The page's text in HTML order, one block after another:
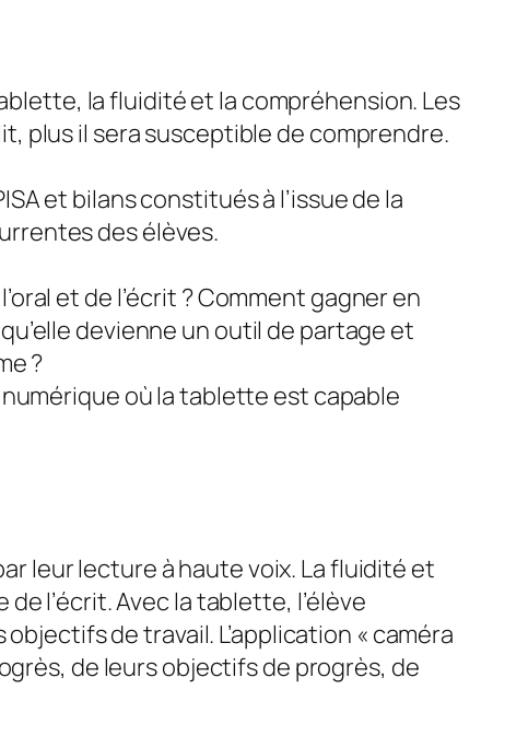
la fluidité et la compréhension. Les
plus il sera susceptible de comprendre.
et bilans constitués à l’issue de la
des élèves.
et de l’écrit ? Comment gagner en
devienne un outil de partage et
?
où la tablette est capable
leur lecture à haute voix. La fluidité et
l’écrit. Avec la tablette, l’élève
de travail. L’application « caméra
de leurs objectifs de progrès, de